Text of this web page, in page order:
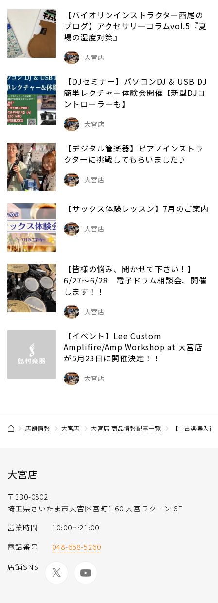
【バイオリンインストラクター西尾の
ブログ】アクセサリーコラムvol.5『夏
場の湿度対策』
大宮店
【DJセミナー】パソコンDJ & USB DJ
簡単レクチャー体験会開催【新型DJコ
ントローラーも】
大宮店
【デジタル管楽器】ピアノインストラ
クターに挑戦してもらいました♪
大宮店
【サックス体験レッスン】7月のご案内
大宮店
【皆様の悩み、聞かせて下さい！】
6/27～6/28 電子ドラム相談会、開催
します！！
大宮店
【イベント】Lee Custom
Amplifire/Amp Workshop at 大宮店
が5月23日に開催決定！！
大宮店
店舗情報 大宮店 大宮店 商品情報記事一覧 【中古楽器入
大宮店
〒330-0802
埼玉県さいたま市大宮区宮町1-60 大宮ラクーン 6F
営業時間
10:00～21:00
電話番号
048-658-5260
店舗SNS